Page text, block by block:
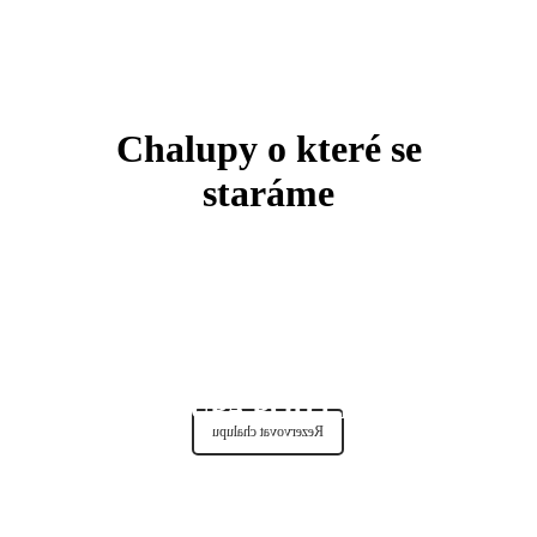
Chalupy o které se
staráme
CHALUPA POD LIŠKOU
Rezervovat chalupu